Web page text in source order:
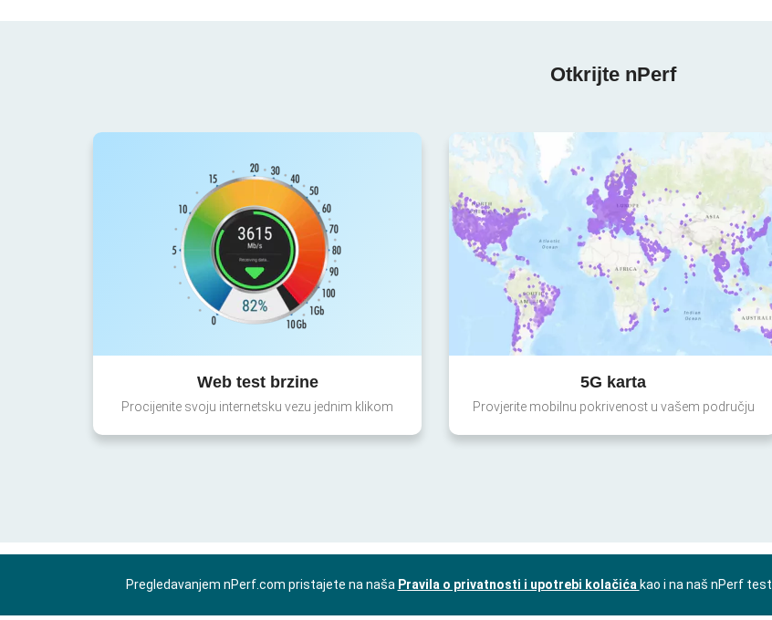
Otkrijte nPerf
Web test brzine
Procijenite svoju internetsku vezu jednim klikom
5G karta
Provjerite mobilnu pokrivenost u vašem području
Pregledavanjem nPerf.com pristajete na naša Pravila o privatnosti i upotrebi kolačića kao i na naš nPerf test